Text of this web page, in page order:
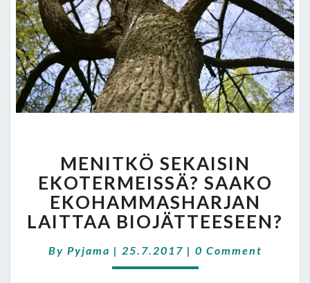
SEKAISIN
EKOTERMEISSÄ?
SAAKO
EKOHAMMASHARJAN
LAITTAA
MENITKÖ SEKAISIN
EKOTERMEISSÄ? SAAKO
EKOHAMMASHARJAN
LAITTAA BIOJÄTTEESEEN?
By Pyjama | 25.7.2017 | Comments
0 Comment